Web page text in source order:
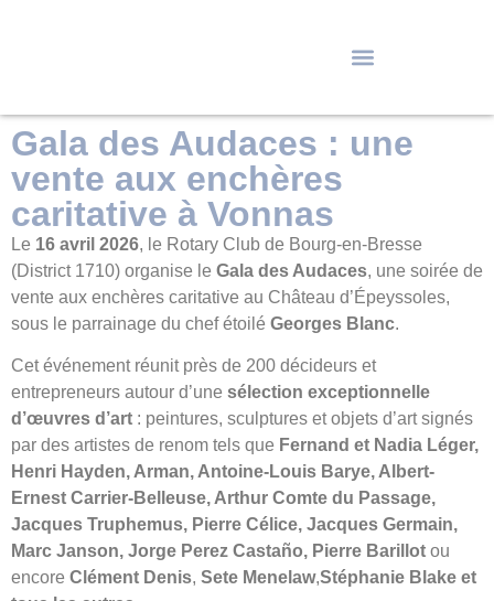
Gala des Audaces : une
vente aux enchères
caritative à Vonnas
Le 16 avril 2026, le Rotary Club de Bourg-en-Bresse
(District 1710) organise le Gala des Audaces, une soirée de
vente aux enchères caritative au Château d’Épeyssoles,
sous le parrainage du chef étoilé Georges Blanc.
Cet événement réunit près de 200 décideurs et
entrepreneurs autour d’une sélection exceptionnelle
d’œuvres d’art : peintures, sculptures et objets d’art signés
par des artistes de renom tels que Fernand et Nadia Léger,
Henri Hayden, Arman, Antoine-Louis Barye, Albert-
Ernest Carrier-Belleuse, Arthur Comte du Passage,
Jacques Truphemus, Pierre Célice, Jacques Germain,
Marc Janson, Jorge Perez Castaño, Pierre Barillot ou
encore Clément Denis, Sete Menelaw,Stéphanie Blake et